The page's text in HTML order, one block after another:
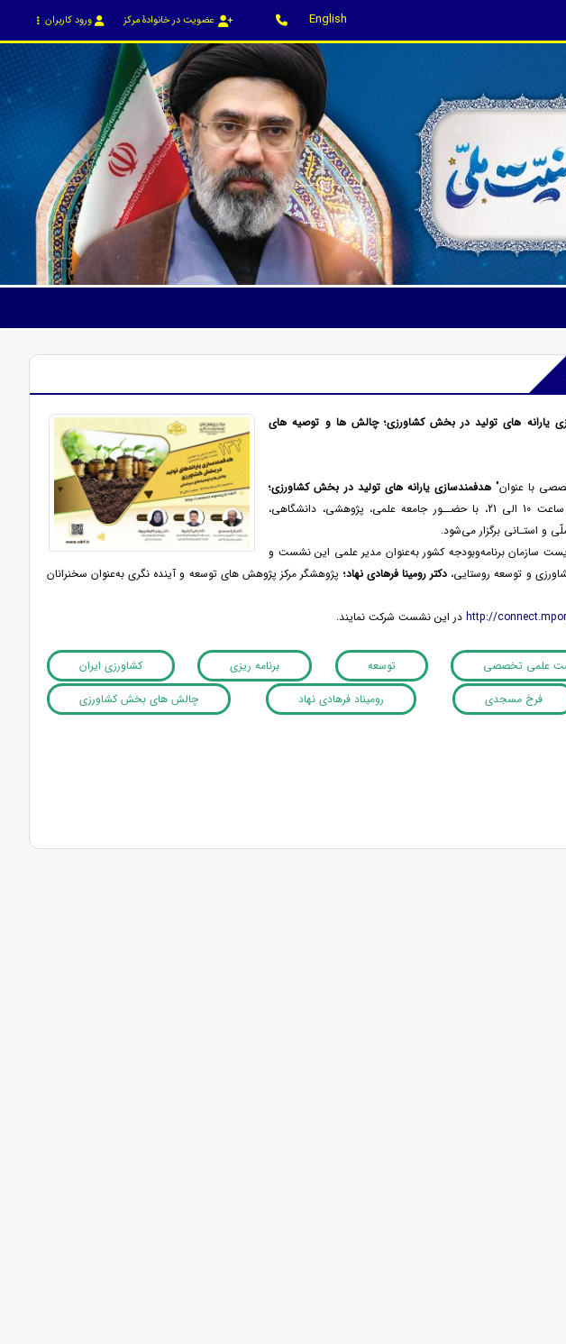
English عضویت در خانوادۀ مرکز ورود کاربران
یارانه ­های تولید در بخش کشاورزی؛ چالش ­ها و توصیه ­های
با عنوان" هدفمندسازی یارانه ­های تولید در بخش کشاورزی؛
"روز سه‌شنبه 17 مردادماه 1402، از ساعت 10 الی 21، با حضــور جامعه علمی، پژوهشی، دانشگاهی،
و استـانی برگزار می‌شود.
سازمان برنامه‌وبودجه کشور به‌عنوان مدیر علمی این نشست و
و توسعه روستایی، دکتر رومینا فرهادی­ نهاد؛ پژوهشگر مرکز پژوهش ­های توسعه و آینده ­نگری به‌عنوان سخنرانان
http:// در این نشست شرکت نمایند.
علمی تخصصی توسعه برنامه ریزی
کشاورزی ایران
فرخ مسجدی رومیناد فرهادی نهاد
چالش های بخش کشاورزی